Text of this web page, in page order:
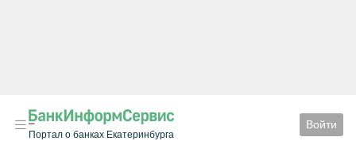
Портал о банках Екатеринбурга
Войти